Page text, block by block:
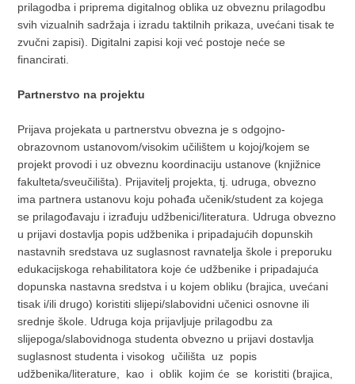
prilagodba i priprema digitalnog oblika uz obveznu prilagodbu
svih vizualnih sadržaja i izradu taktilnih prikaza, uvećani tisak te
zvučni zapisi). Digitalni zapisi koji već postoje neće se
financirati.
Partnerstvo na projektu
Prijava projekata u partnerstvu obvezna je s odgojno-
obrazovnom ustanovom/visokim učilištem u kojoj/kojem se
projekt provodi i uz obveznu koordinaciju ustanove (knjižnice
fakulteta/sveučilišta). Prijavitelj projekta, tj. udruga, obvezno
ima partnera ustanovu koju pohađa učenik/student za kojega
se prilagođavaju i izrađuju udžbenici/literatura. Udruga obvezno
u prijavi dostavlja popis udžbenika i pripadajućih dopunskih
nastavnih sredstava uz suglasnost ravnatelja škole i preporuku
edukacijskoga rehabilitatora koje će udžbenike i pripadajuća
dopunska nastavna sredstva i u kojem obliku (brajica, uvećani
tisak i/ili drugo) koristiti slijepi/slabovidni učenici osnovne ili
srednje škole. Udruga koja prijavljuje prilagodbu za
slijepoga/slabovidnoga studenta obvezno u prijavi dostavlja
suglasnost studenta i visokog učilišta uz popis
udžbenika/literature, kao i oblik kojim će se koristiti (brajica,